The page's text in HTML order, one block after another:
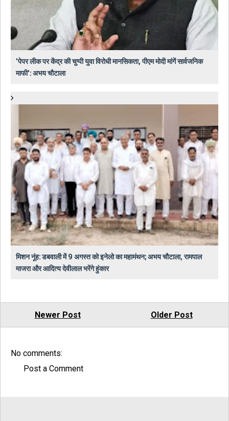
'पेपर लीक पर केंद्र की चुप्पी युवा विरोधी मानसिकता, पीएम मोदी मांगें सार्वजनिक
माफी': अभय चौटाला
मिशन नूंह: डबवाली में 9 अगस्त को इनेलो का महामंथन; अभय चौटाला, रामपाल
माजरा और आदित्य देवीलाल भरेंगे हुंकार
Newer Post Older Post
No comments:
Post a Comment